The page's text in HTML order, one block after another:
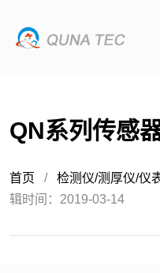
QN系列传感
首页 / 检测仪/测厚仪/仪
辑时间：2019-03-14